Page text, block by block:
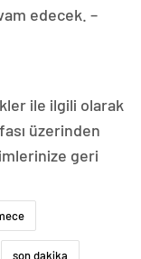
edecek. –
ile ilgili olarak
üzerinden
geri
son dakika